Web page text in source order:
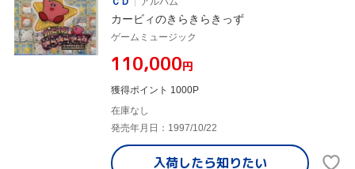
カービィのきらきらきっず
ゲームミュージック
¥110,000円
獲得ポイント 1000P
在庫なし
発売年月日：1997/10/22
入荷したら知りたい